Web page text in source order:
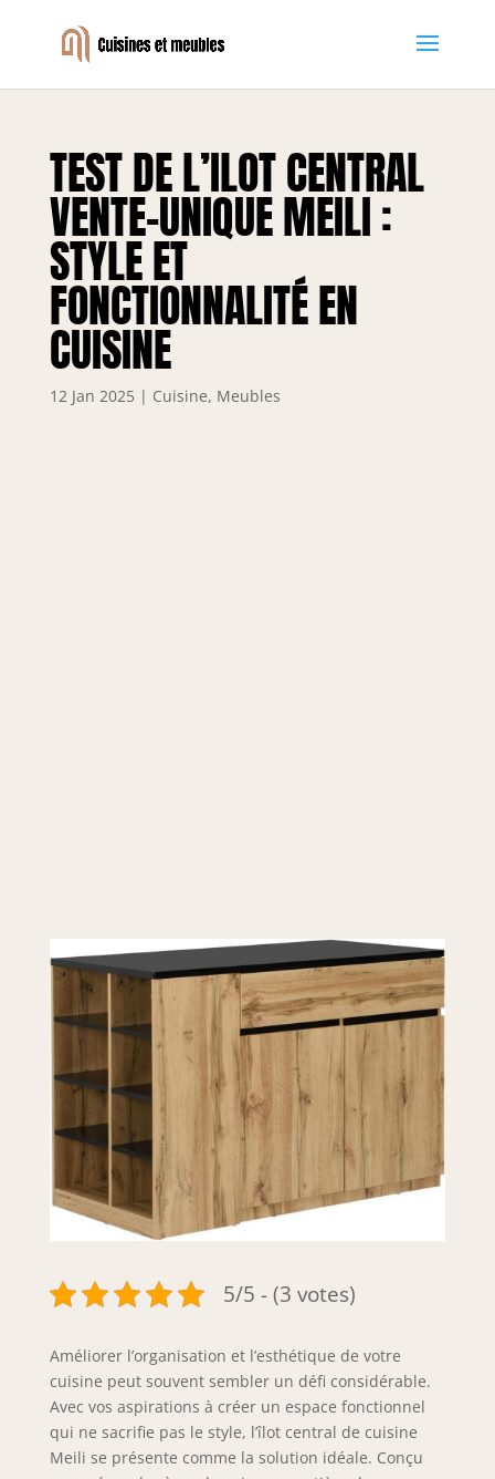
TEST DE L’ILOT CENTRAL
VENTE-UNIQUE MEILI :
STYLE ET
FONCTIONNALITÉ EN
CUISINE
12 Jan 2025 | Cuisine, Meubles
5/5 - (3 votes)
Améliorer l’organisation et l’esthétique de votre
cuisine peut souvent sembler un défi considérable.
Avec vos aspirations à créer un espace fonctionnel
qui ne sacrifie pas le style, l’îlot central de cuisine
Meili se présente comme la solution idéale. Conçu